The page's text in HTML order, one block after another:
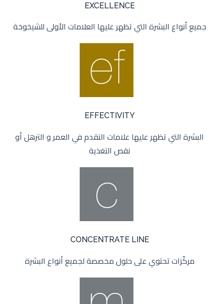
EXCELLENCE
جميع أنواع البشرة التي تظهر عليها العلامات الأولى للشيخوخة
EFFECTIVITY
البشرة التي تظهر عليها علامات التقدم في العمر و الترهل أو
نقص التغذية
CONCENTRATE LINE
مركّزات تحتوي على حلول مخصصة لجميع أنواع البشرة